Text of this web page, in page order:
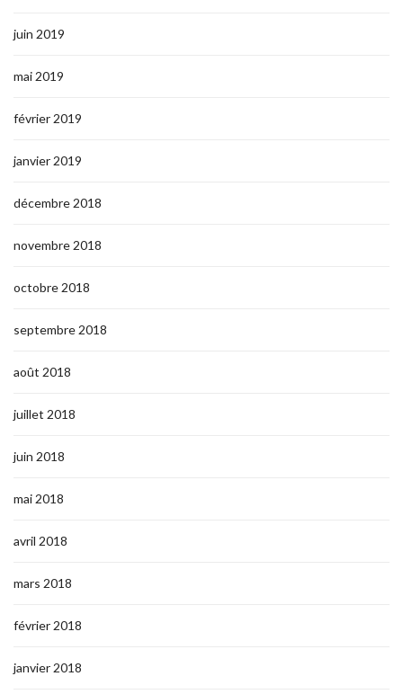
juin 2019
mai 2019
février 2019
janvier 2019
décembre 2018
novembre 2018
octobre 2018
septembre 2018
août 2018
juillet 2018
juin 2018
mai 2018
avril 2018
mars 2018
février 2018
janvier 2018